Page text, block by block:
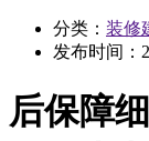
分类： 装修
发布时间：
后保障